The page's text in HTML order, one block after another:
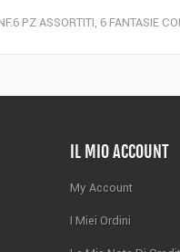
PZ ASSORTITI, 6 FANTASIE
IL MIO ACCOUNT
My Account
I Miei Ordini